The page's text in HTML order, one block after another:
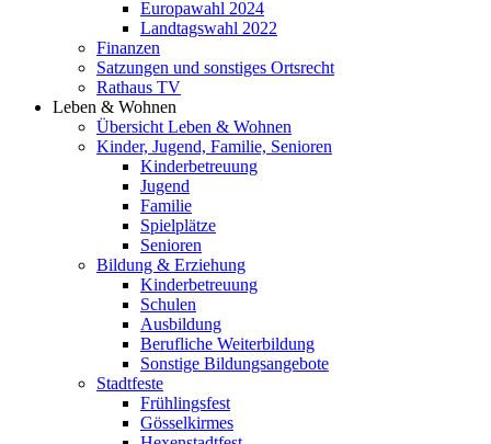
Europawahl 2024
Landtagswahl 2022
Finanzen
Satzungen und sonstiges Ortsrecht
Rathaus TV
Leben & Wohnen
Übersicht Leben & Wohnen
Kinder, Jugend, Familie, Senioren
Kinderbetreuung
Jugend
Familie
Spielplätze
Senioren
Bildung & Erziehung
Kinderbetreuung
Schulen
Ausbildung
Berufliche Weiterbildung
Sonstige Bildungsangebote
Stadtfeste
Frühlingsfest
Gösselkirmes